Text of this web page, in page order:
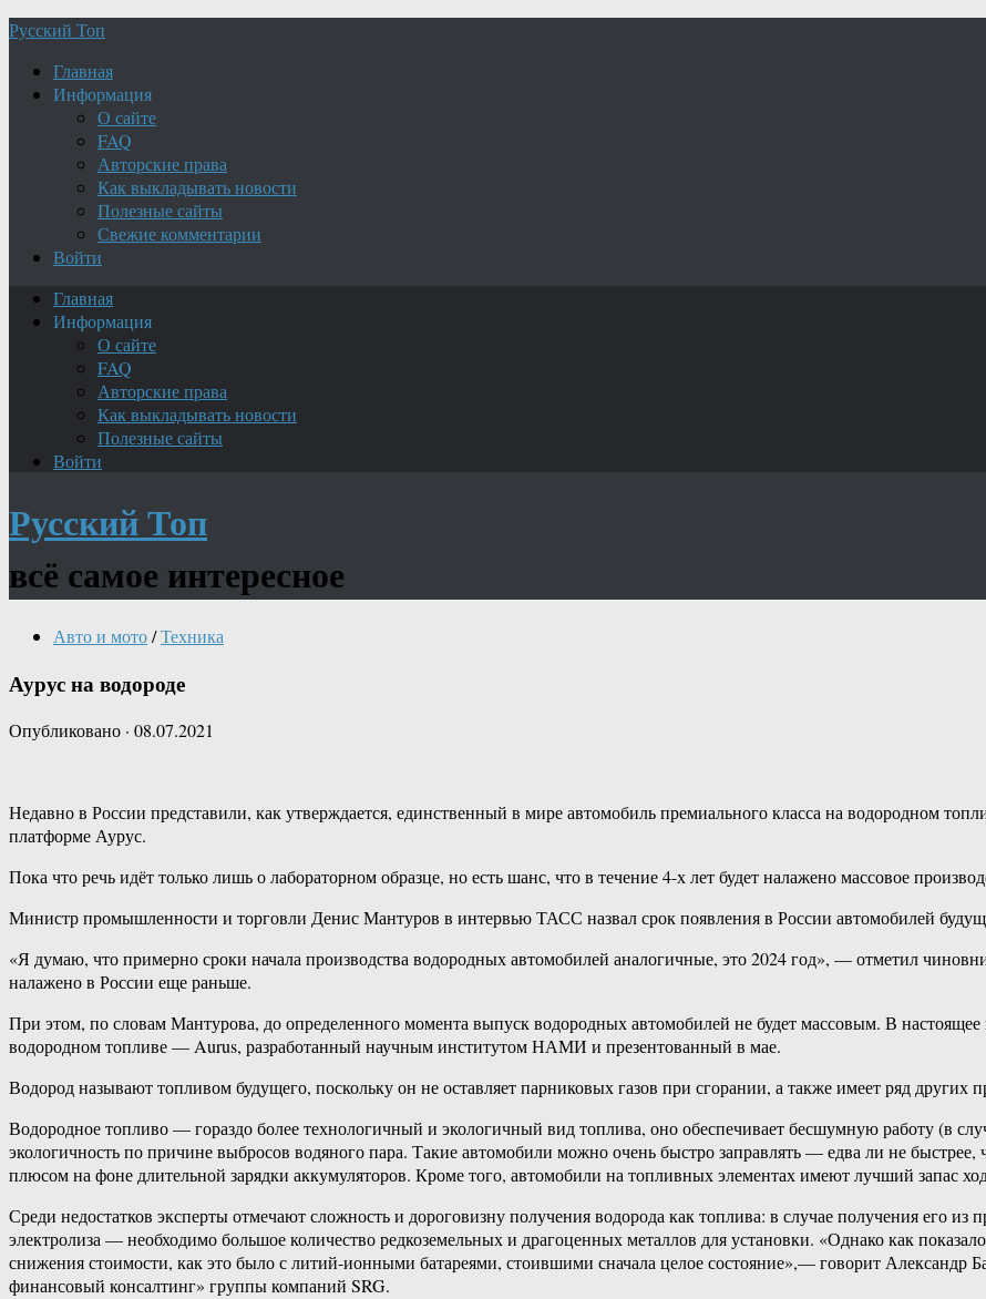
Русский Топ
Главная
Информация
О сайте
FAQ
Авторские права
Как выкладывать новости
Полезные сайты
Свежие комментарии
Войти
Главная
Информация
О сайте
FAQ
Авторские права
Как выкладывать новости
Полезные сайты
Войти
Русский Топ
всё самое интересное
Авто и мото/Техника
Аурус на водороде
Опубликовано · 08.07.2021
Недавно в России представили, как утверждается, единственный в мире автомобиль премиального класса на водородном
платформе Аурус.
Пока что речь идёт только лишь о лабораторном образце, но есть шанс, что в течение 4-х лет будет налажено массовое
Министр промышленности и торговли Денис Мантуров в интервью ТАСС назвал срок появления в России автомобилей
«Я думаю, что примерно сроки начала производства водородных автомобилей аналогичные, это 2024 год», — отметил
налажено в России еще раньше.
При этом, по словам Мантурова, до определенного момента выпуск водородных автомобилей не будет массовым. В
водородном топливе — Aurus, разработанный научным институтом НАМИ и презентованный в мае.
Водород называют топливом будущего, поскольку он не оставляет парниковых газов при сгорании, а также имеет ряд других
Водородное топливо — гораздо более технологичный и экологичный вид топлива, оно обеспечивает бесшумную работу (в
экологичность по причине выбросов водяного пара. Такие автомобили можно очень быстро заправлять — едва ли не
плюсом на фоне длительной зарядки аккумуляторов. Кроме того, автомобили на топливных элементах имеют лучший запас
Среди недостатков эксперты отмечают сложность и дороговизну получения водорода как топлива: в случае получения его
электролиза — необходимо большое количество редкоземельных и драгоценных металлов для установки. «Однако как
снижения стоимости, как это было с литий-ионными батареями, стоившими сначала целое состояние»,— говорит Александр
финансовый консалтинг» группы компаний SRG.